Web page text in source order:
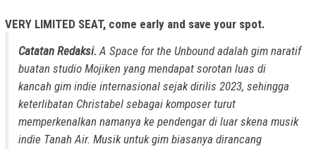
VERY LIMITED SEAT, come early and save your spot.
Catatan Redaksi. A Space for the Unbound adalah gim naratif
buatan studio Mojiken yang mendapat sorotan luas di
kancah gim indie internasional sejak dirilis 2023, sehingga
keterlibatan Christabel sebagai komposer turut
memperkenalkan namanya ke pendengar di luar skena musik
indie Tanah Air. Musik untuk gim biasanya dirancang